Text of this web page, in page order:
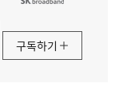
구독하기